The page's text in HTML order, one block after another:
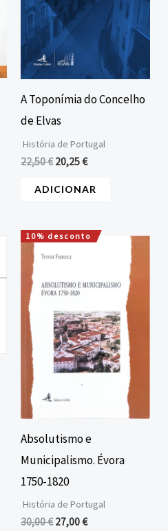
A Toponímia do Concelho
de Elvas
História de Portugal
22,50€ 20,25€
ADICIONAR
10% desconto
Absolutismo e
Municipalismo. Évora
1750-1820
História de Portugal
30,00€
O
preço
era:
30,00 €.
27,00€
O
é: